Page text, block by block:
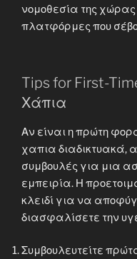
νομοθεσία της χώρας
πλατφόρμες που
Tips for First-
Χάπια
Αν είναι η πρώτη
χαπια διαδικτυακά,
συμβουλές για μια
εμπειρία. Η
κλειδί για να
διασφαλίσετε την
Συμβουλευτείτε